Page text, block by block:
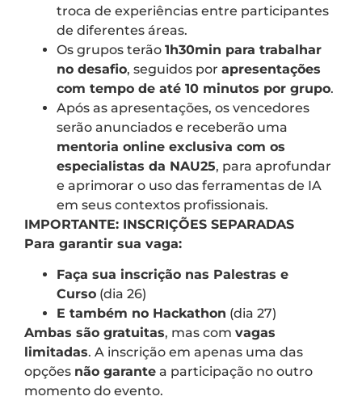
troca de experiências entre participantes
de diferentes áreas.
Os grupos terão 1h30min para trabalhar
no desafio, seguidos por apresentações
com tempo de até 10 minutos por grupo.
Após as apresentações, os vencedores
serão anunciados e receberão uma
mentoria online exclusiva com os
especialistas da NAU25, para aprofundar
e aprimorar o uso das ferramentas de IA
em seus contextos profissionais.
IMPORTANTE: INSCRIÇÕES SEPARADAS
Para garantir sua vaga:
Faça sua inscrição nas Palestras e
Curso (dia 26)
E também no Hackathon (dia 27)
Ambas são gratuitas, mas com vagas
limitadas. A inscrição em apenas uma das
opções não garante a participação no outro
momento do evento.